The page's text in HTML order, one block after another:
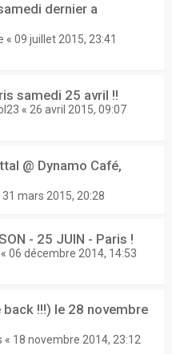
dernier a
« 09 juillet 2015, 23:41
samedi 25 avril !!
« 26 avril 2015, 09:07
@ Dynamo Café,
31 mars 2015, 20:28
- 25 JUIN - Paris !
« 06 décembre 2014, 14:53
!!!) le 28 novembre
« 18 novembre 2014, 23:12